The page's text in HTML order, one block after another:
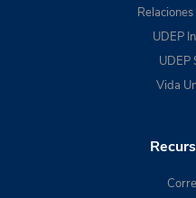
UDEP
UDEP
Vida